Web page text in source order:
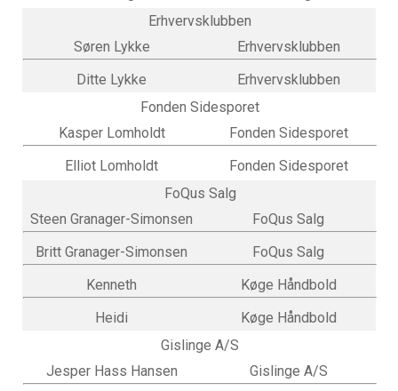
Erhvervsklubben
Søren Lykke
Erhvervsklubben
Ditte Lykke
Erhvervsklubben
Fonden Sidesporet
Kasper Lomholdt
Fonden Sidesporet
Elliot Lomholdt
Fonden Sidesporet
FoQus Salg
Steen Granager-Simonsen
FoQus Salg
Britt Granager-Simonsen
FoQus Salg
Kenneth
Køge Håndbold
Heidi
Køge Håndbold
Gislinge A/S
Jesper Hass Hansen
Gislinge A/S